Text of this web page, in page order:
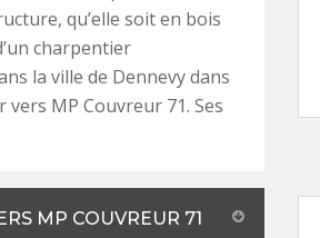
qu’elle soit en bois
charpentier
la ville de Dennevy dans
MP Couvreur 71. Ses
MP COUVREUR 71